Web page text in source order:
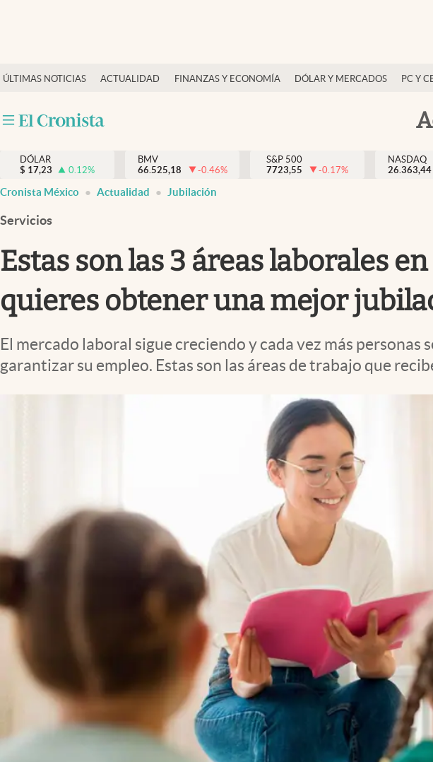
ÚLTIMAS NOTICIAS ACTUALIDAD FINANZAS Y ECONOMÍA DÓLAR Y MERCADOS PC Y
Actualidad
Internacionales
Opinión
Brand Strategy
Vida y estilo
Tv
Espiritualidad
DÓLAR
$ 17,23 0.12%
BMV
66.525,18
-0.46%
S&P 500
7723,55
-0.17%
NASDAQ
26.363,44
Cronista México Actualidad Jubilación
Servicios
Estas son las 3 áreas laborales
quieres obtener una mejor
El mercado laboral sigue creciendo y cada vez más
garantizar su empleo. Estas son las áreas de trabajo que